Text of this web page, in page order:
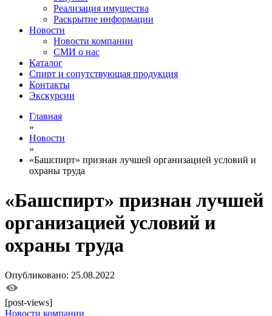
Реализация имущества
Раскрытие информации
Новости
Новости компании
СМИ о нас
Каталог
Спирт и сопутствующая продукция
Контакты
Экскурсии
Главная
»
Новости
»
«Башспирт» признан лучшей организацией условий и
охраны труда
«Башспирт» признан лучшей
организацией условий и
охраны труда
Опубликовано: 25.08.2022
[post-views]
Новости компании